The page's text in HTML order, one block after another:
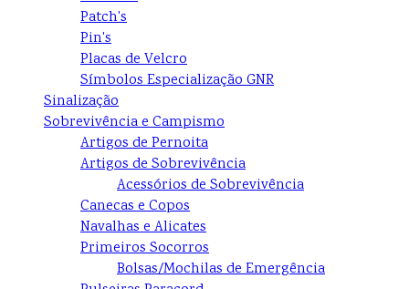
Patch's
Pin's
Placas de Velcro
Símbolos Especialização GNR
Sinalização
Sobrevivência e Campismo
Artigos de Pernoita
Artigos de Sobrevivência
Acessórios de Sobrevivência
Canecas e Copos
Navalhas e Alicates
Primeiros Socorros
Bolsas/Mochilas de Emergência